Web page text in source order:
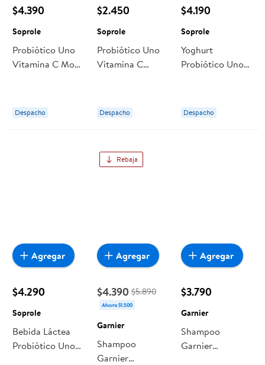
$4.390
Soprole
Probiótico Uno
Vitamina C Mora
Despacho
$2.450
Soprole
Probiótico Uno
Vitamina C
Soprole
Despacho
$4.190
Soprole
Yoghurt
Probiótico Uno
960 ml Soprole
Despacho
$4.290
Soprole
Bebida Láctea
Probiótico Uno
Agregar
Rebaja
$4.390 $5.890
Ahorra $1.500
Garnier
Shampoo
Garnier
Agregar
$3.790
Garnier
Shampoo
Garnier
Agregar